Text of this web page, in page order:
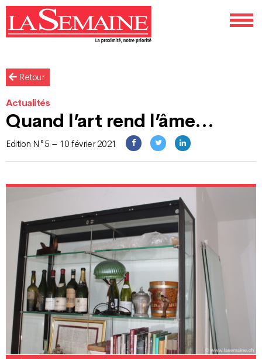
Retour
Actualités
Quand l’art rend l’âme…
Edition N°5 – 10 février 2021